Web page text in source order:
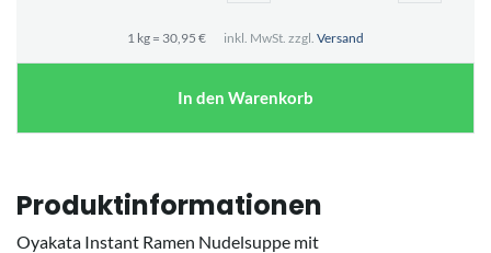
1 kg = 30,95 € inkl. MwSt. zzgl. Versand
In den Warenkorb
Produktinformationen
Oyakata Instant Ramen Nudelsuppe mit